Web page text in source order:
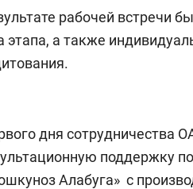
рабочей встречи
этапа, а также
дня сотрудничества
поддержку
Алабуга» с
в дикой
и физическим
основа
и
в